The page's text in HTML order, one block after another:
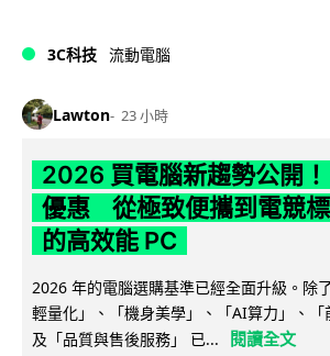
3C科技 流動電腦
Lawton 23 小時
2026 買電腦新趨勢公開
優惠 從極致便攜到電競
的高效能 PC
2026 年的電腦選購基準已經全面升級。除
輕量化」、「機身美學」、「AI算力」、「
及「品質與售後服務」 已...
閱讀全文